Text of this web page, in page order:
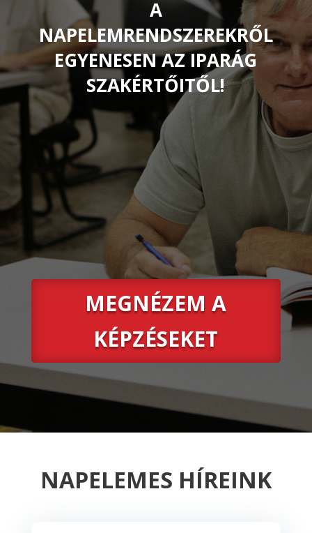
A
NAPELEMRENDSZEREKRŐL
EGYENESEN AZ IPARÁG
SZAKÉRTŐITŐL!
MEGNÉZEM A
KÉPZÉSEKET
NAPELEMES HÍREINK